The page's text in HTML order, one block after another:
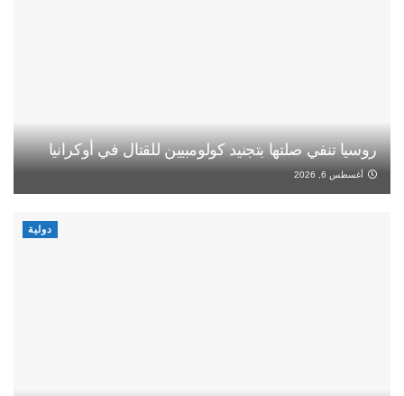
روسيا تنفي صلتها بتجنيد كولومبيين للقتال في أوكرانيا
أغسطس 6, 2026
دولية